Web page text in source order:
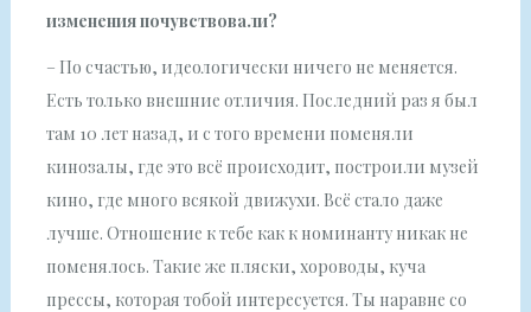
изменения почувствовали?
– По счастью, идеологически ничего не меняется.
Есть только внешние отличия. Последний раз я был
там 10 лет назад, и с того времени поменяли
кинозалы, где это всё происходит, построили музей
кино, где много всякой движухи. Всё стало даже
лучше. Отношение к тебе как к номинанту никак не
поменялось. Такие же пляски, хороводы, куча
прессы, которая тобой интересуется. Ты наравне со